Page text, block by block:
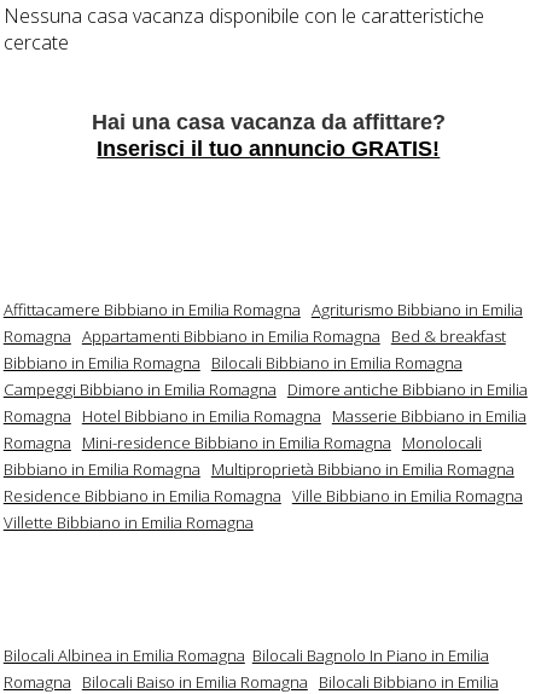
Nessuna casa vacanza disponibile con le caratteristiche
cercate
Hai una casa vacanza da affittare?
Inserisci il tuo annuncio GRATIS!
Affittacamere Bibbiano in Emilia Romagna Agriturismo Bibbiano in Emilia
Romagna Appartamenti Bibbiano in Emilia Romagna
Bed & breakfast
Bibbiano in Emilia Romagna
Bilocali Bibbiano in Emilia Romagna
Campeggi Bibbiano in Emilia Romagna
Dimore antiche Bibbiano in Emilia
Romagna
Hotel Bibbiano in Emilia Romagna
Masserie Bibbiano in Emilia
Romagna
Mini-residence Bibbiano in Emilia Romagna
Monolocali
Bibbiano in Emilia Romagna
Multiproprietà Bibbiano in Emilia Romagna
Residence Bibbiano in Emilia Romagna Ville Bibbiano in Emilia Romagna
Villette Bibbiano in Emilia Romagna
Bilocali Albinea in Emilia Romagna Bilocali Bagnolo In Piano in Emilia
Romagna
Bilocali Baiso in Emilia Romagna
Bilocali Bibbiano in Emilia